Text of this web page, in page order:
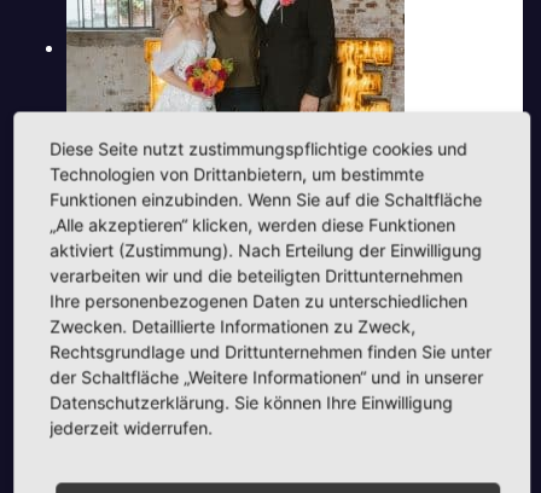
Aus der UmgebungNeues aus Unternehmen
Tie the Day Weddings –
Hochzeitsplanung im Sauerland &
Ruhrgebiet
Diese Seite nutzt zustimmungspflichtige cookies und
Technologien von Drittanbietern, um bestimmte
Funktionen einzubinden. Wenn Sie auf die Schaltfläche
„Alle akzeptieren“ klicken, werden diese Funktionen
aktiviert (Zustimmung). Nach Erteilung der Einwilligung
verarbeiten wir und die beteiligten Drittunternehmen
Ihre personenbezogenen Daten zu unterschiedlichen
Zwecken. Detaillierte Informationen zu Zweck,
Rechtsgrundlage und Drittunternehmen finden Sie unter
der Schaltfläche „Weitere Informationen“ und in unserer
Datenschutzerklärung. Sie können Ihre Einwilligung
jederzeit widerrufen.